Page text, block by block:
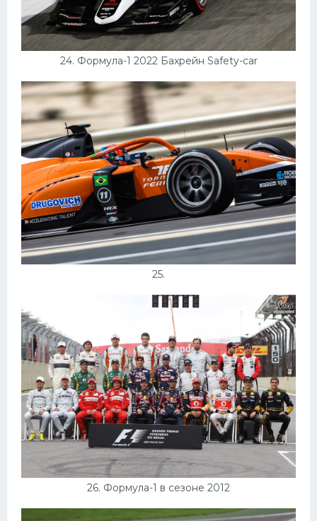
24. Формула-1 2022 Бахрейн Safety-car
25.
26. Формула-1 в сезоне 2012